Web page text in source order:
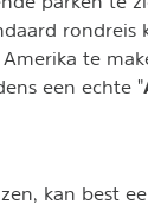
te
een echte "
kan best